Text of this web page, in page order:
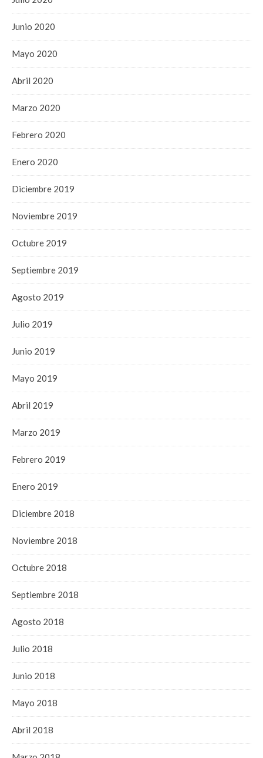
Junio 2020
Mayo 2020
Abril 2020
Marzo 2020
Febrero 2020
Enero 2020
Diciembre 2019
Noviembre 2019
Octubre 2019
Septiembre 2019
Agosto 2019
Julio 2019
Junio 2019
Mayo 2019
Abril 2019
Marzo 2019
Febrero 2019
Enero 2019
Diciembre 2018
Noviembre 2018
Octubre 2018
Septiembre 2018
Agosto 2018
Julio 2018
Junio 2018
Mayo 2018
Abril 2018